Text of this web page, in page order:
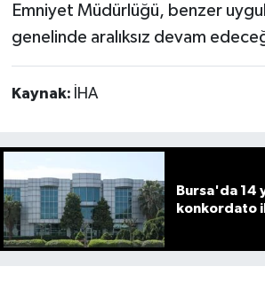
Emniyet Müdürlüğü, benzer
genelinde aralıksız devam
Kaynak: İHA
Bursa'da 14
konkordato